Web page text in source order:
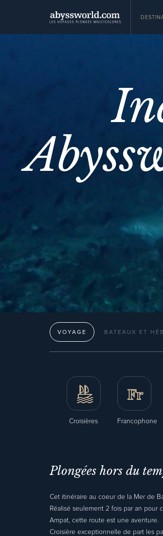
VOYAGE BATEAUX ET
Croisières Francophone
Plongées hors du
Cet itinéraire au coeur de la Mer de
Réalisé seulement 2 fois par an pour
Ampat, cette route est une aventure.
Croisière exceptionnelle de part les